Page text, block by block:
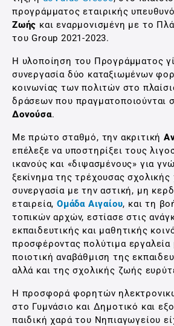
προγράμματος εταιρικής
Ζωής και εναρμονισμένη με το
του Group 2021-2023.
Η υλοποίηση του Προγράμματος
συνεργασία δύο καταξιωμένων
κοινωνίας των πολιτών στο
δράσεων που πραγματοποιούνται
Δονούσα.
Με πρώτο σταθμό, την ακριτική
επέλεξε να υποστηρίξει τους
ικανούς και «διψασμένους» για
ξεκίνημα της τρέχουσας σχολικής
συνεργασία με την αστική, μη
εταιρεία,Ομάδα Αιγαίου, και τη
τοπικών αρχών, εστίασε στις
εκπαιδευτικής και μαθητικής
προσφέροντας πολύτιμα
ποιοτική αναβάθμιση της
αλλά και της σχολικής ζωής
Η προσφορά φορητών
στο Γυμνάσιο και Δημοτικό και
παιδική χαρά του Νηπιαγωγείου